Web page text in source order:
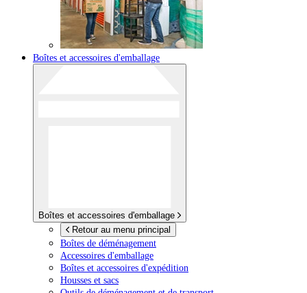
Boîtes et accessoires d'emballage
Boîtes et accessoires d'emballage
Retour au menu principal
Boîtes de déménagement
Accessoires d'emballage
Boîtes et accessoires d'expédition
Housses et sacs